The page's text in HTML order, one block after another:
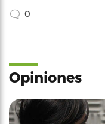
0
Opiniones